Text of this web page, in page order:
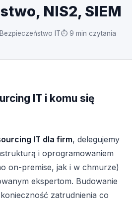
NIS2, SIEM
Bezpieczeństwo IT⏱ 9 min czytania
IT i komu się
IT dla firm, delegujemy
i oprogramowaniem
on-premise, jak i w chmurze)
ekspertom. Budowanie
konieczność zatrudnienia co